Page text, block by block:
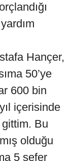
Hançer,
50’ye
600 bin
içerisinde
Bu
olduğu
5 sefer